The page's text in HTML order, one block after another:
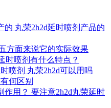
的 丸荣2h2d延时喷剂产品的
方面来说它的实际效果
时喷剂有什么特点？
喷剂 丸荣2h2d可以用吗
何区别
作用？ 要注意2h2d丸荣延时